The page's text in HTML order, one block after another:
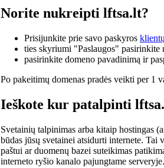
Norite nukreipti lftsa.lt?
Prisijunkite prie savo paskyros
ties skyriumi "Paslaugos" pasirinkite
pasirinkite domeno pavadinimą ir
Po pakeitimų domenas pradės veikti per 1
Ieškote kur patalpinti
Svetainių talpinimas arba kitaip hostingas
būdas jūsų svetainei atsidurti internete. Tai
paštui ar duomenų bazei suteikimas
interneto ryšio kanalo pajungtame serveryje.